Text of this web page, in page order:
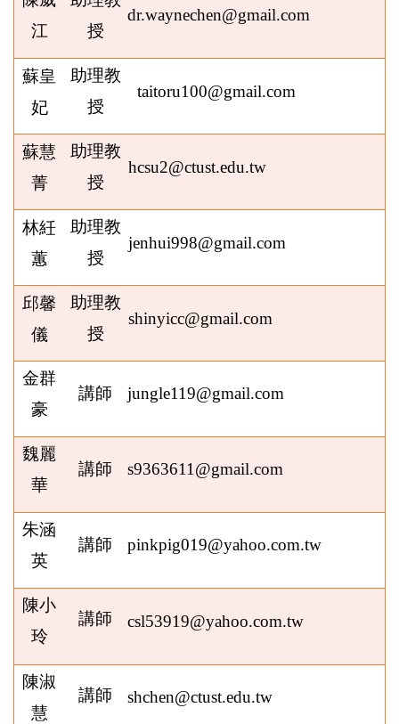
江
授
dr.waynechen@gmail.com
蘇皇
妃
助理教
授
taitoru100@gmail.com
蘇慧
菁
助理教
授
hcsu2@ctust.edu.tw
林紝
蕙
助理教
授
jenhui998@gmail.com
邱馨
儀
助理教
授
shinyicc@gmail.com
金群
豪
講師 jungle119@gmail.com
魏麗
華
講師 s9363611@gmail.com
朱涵
英
講師 pinkpig019@yahoo.com.tw
陳小
玲
講師 csl53919@yahoo.com.tw
陳淑
慧
講師 shchen@ctust.edu.tw